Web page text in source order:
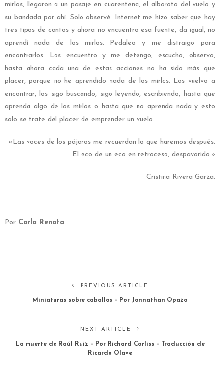
mirlos, llegaron a un pasaje en cuarentena, el alboroto del vuelo y
su bandada por ahí. Solo observé. Internet me hizo saber que hay
tres tipos de cantos y ahora no encuentro esa fuente, da igual, no
aprendí nada de los mirlos. Pedaleo y me distraigo para
encontrarlos. Los encuentro y me detengo, escucho, observo,
hasta ahora cada una de estas acciones no ha sido más que
placer, porque no he aprendido nada de los mirlos. Los vuelvo a
encontrar, los sigo buscando, sigo leyendo, escribiendo, hasta que
aprenda algo de los mirlos o hasta que no aprenda nada y esto
solo se trate del placer de emprender un vuelo.
«Las voces de los pájaros me recuerdan lo que haremos después.
El eco de un eco en retroceso, despavorido.»
Cristina Rivera Garza.
Por Carla Renata
PREVIOUS ARTICLE
Miniaturas sobre caballos – Por Jonnathan Opazo
NEXT ARTICLE
La muerte de Raúl Ruiz – Por Richard Corliss – Traducción de
Ricardo Olave